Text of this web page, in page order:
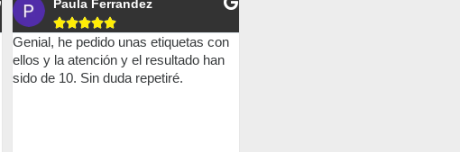
Paula Ferrandez

Genial, he pedido unas etiquetas con
ellos y la atención y el resultado han
sido de 10. Sin duda repetiré.